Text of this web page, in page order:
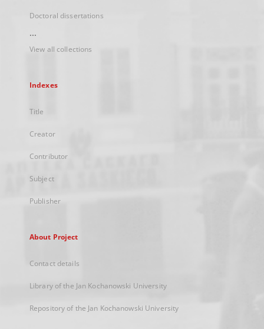
Doctoral dissertations
...
View all collections
Indexes
Title
Creator
Contributor
Subject
Publisher
About Project
Contact details
Library of the Jan Kochanowski University
Repository of the Jan Kochanowski University